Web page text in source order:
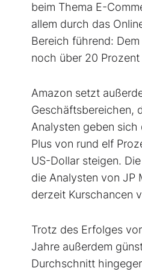
beim Thema E-
allem durch das
Bereich führend:
noch über 20
Amazon setzt
Geschäftsbereichen,
Analysten geben
Plus von rund elf
US-Dollar steigen.
die Analysten von JP
derzeit Kurschancen
Trotz des Erfolges
Jahre außerdem
Durchschnitt